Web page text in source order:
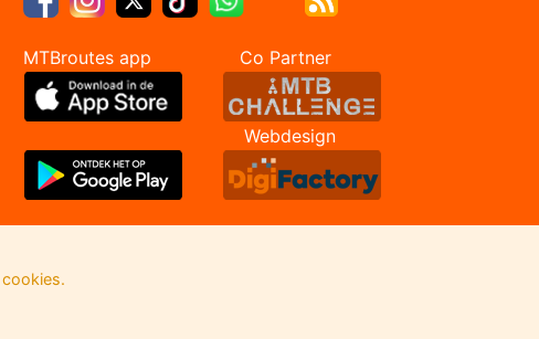
MTBroutes app Co Partner
Webdesign